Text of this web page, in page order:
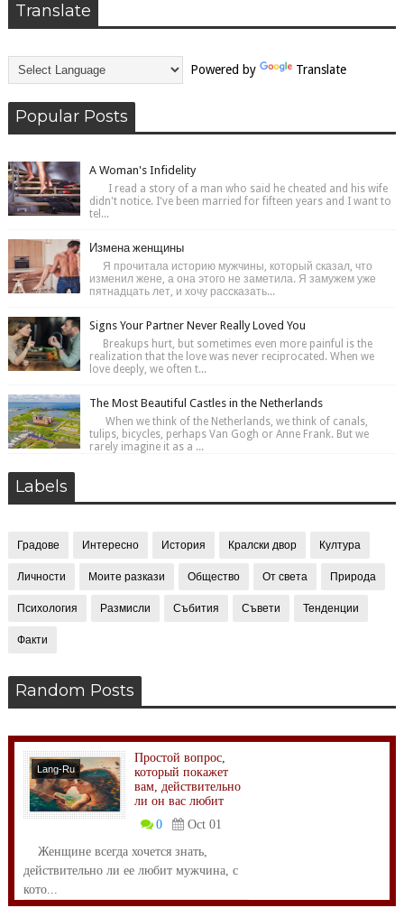
Translate
Powered by Translate
Popular Posts
A Woman's Infidelity
I read a story of a man who said he cheated and his wife
didn't notice. I've been married for fifteen years and I want to
tel...
Измена женщины
Я прочитала историю мужчины, который сказал, что
изменил жене, а она этого не заметила. Я замужем уже
пятнадцать лет, и хочу рассказать...
Signs Your Partner Never Really Loved You
Breakups hurt, but sometimes even more painful is the
realization that the love was never reciprocated. When we
love deeply, we often t...
The Most Beautiful Castles in the Netherlands
When we think of the Netherlands, we think of canals,
tulips, bicycles, perhaps Van Gogh or Anne Frank. But we
rarely imagine it as a ...
Labels
Градове Интересно История Кралски двор Култура
Личности Моите разкази Общество От света Природа
Психология Размисли Събития Съвети Тенденции
Факти
Random Posts
Lang-Ru
Простой вопрос,
который покажет
вам, действительно
ли он вас любит
0
Oct 01
Женщине всегда хочется знать,
действительно ли ее любит мужчина, с
кото...